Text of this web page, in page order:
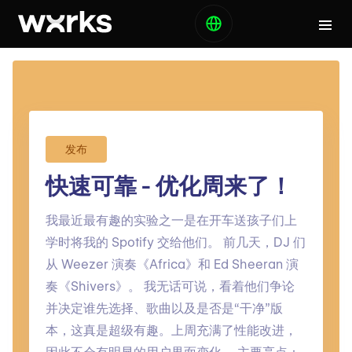
发布
快速可靠 - 优化周来了！
我最近最有趣的实验之一是在开车送孩子们上
学时将我的 Spotify 交给他们。 前几天，DJ 们
从 Weezer 演奏《Africa》和 Ed Sheeran 演
奏《Shivers》。 我无话可说，看着他们争论
并决定谁先选择、歌曲以及是否是“干净”版
本，这真是超级有趣。上周充满了性能改进，